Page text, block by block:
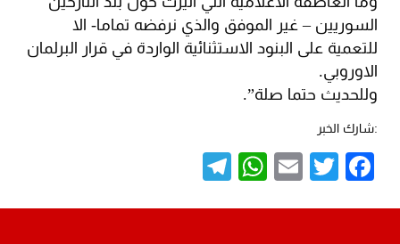
السوريين – غير الموفق والذي نرفضه تماما- الا
للتعمية على البنود الاستثنائية الواردة في قرار البرلمان
الاوروبي.
وللحديث حتما صلة”.
:شارك الخبر
Facebook
Twitter
Email
WhatsApp